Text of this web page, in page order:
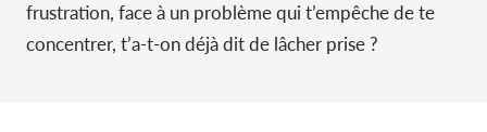
frustration, face à un problème qui t’empêche de te
concentrer, t’a-t-on déjà dit de lâcher prise ?